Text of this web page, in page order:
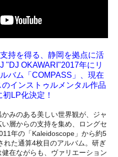
持を得る、静岡を拠点に活
"DJ OKAWARI"2017年にリ
バム「COMPASS」、現在
インストゥルメンタル作品
LP化決定！
みのある美しい世界観が、ジャ
層からの支持を集め、ロングセ
年の「Kaleidoscope」から約5
れた通算4枚目のアルバム。研ぎ
在ながらも、ヴァリエーション